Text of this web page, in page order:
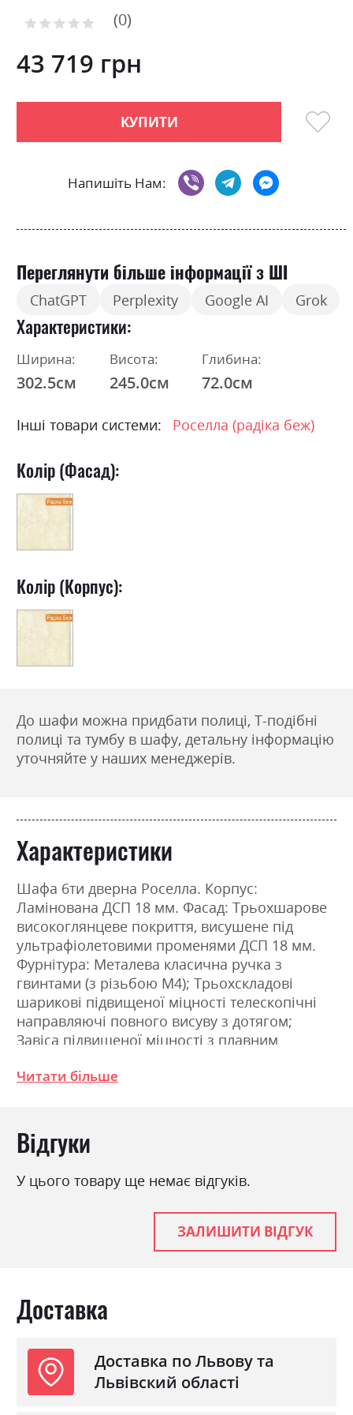
the
of
the
gallery
Рейтинг: 0
43 719 грн
КУПИТИ
Напишіть Нам:
Переглянути більше інформації з ШІ
ChatGPT Perplexity Google AI Grok
Характеристики
Ширина:
302.5см
Висота:
245.0см
Глибина:
72.0см
Інші товари системи: Роселла (радіка беж)
Колір (Фасад):
Колір (Корпус):
До шафи можна придбати полиці, Т-подібні
полиці та тумбу в шафу, детальну інформацію
уточняйте у наших менеджерів.
Характеристики
Шафа 6ти дверна Роселла. Корпус:
Ламінована ДСП 18 мм. Фасад: Трьохшарове
високоглянцеве покриття, висушене під
ультрафіолетовими променями ДСП 18 мм.
Фурнітура: Металева класична ручка з
гвинтами (з різьбою М4); Трьохскладові
шарикові підвищеної міцності телескопічні
направляючі повного висуву з дотягом;
Завіса підвищеної міцності з плавним
полкотримачі; З`єднання деталей за
245.0см, Глибина: 72.0см
Фабрика:
Міромарк
радіка беж
радіка беж
Матеріал
Читати більше
Відгуки
У цього товару ще немає відгуків.
ЗАЛИШИТИ ВІДГУК
Доставка
Доставка по Львову та
Львівский області